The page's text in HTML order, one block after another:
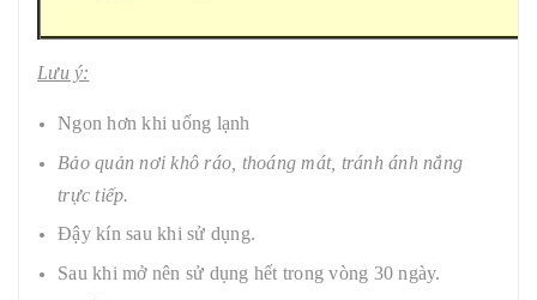
Lưu ý:
Ngon hơn khi uống lạnh
Bảo quản nơi khô ráo, thoáng mát, tránh ánh nắng
trực tiếp.
Đậy kín sau khi sử dụng.
Sau khi mở nên sử dụng hết trong vòng 30 ngày.